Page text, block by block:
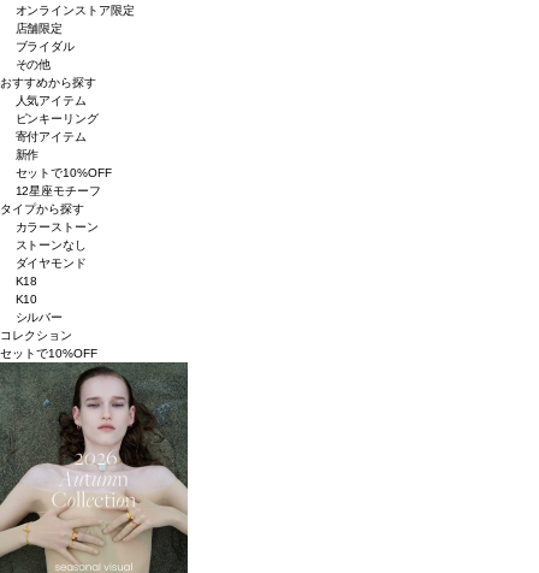
オンラインストア限定
店舗限定
ブライダル
その他
おすすめから探す
人気アイテム
ピンキーリング
寄付アイテム
新作
セットで10%OFF
12星座モチーフ
タイプから探す
カラーストーン
ストーンなし
ダイヤモンド
K18
K10
シルバー
コレクション
セットで10%OFF